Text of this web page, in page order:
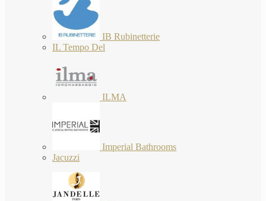
IB Rubinetterie
IL Tempo Del
ILMA
Imperial Bathrooms
Jacuzzi